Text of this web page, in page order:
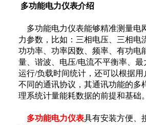
多功能电力仪表介绍
多功能电力仪表能够精准测量电
力参数，比如：三相电压、三相电
功功率、功率因数、频率、有功电
量、谐波、电压/电流不平衡率、最
运行/负载时间统计，还可以根据用
不同的通讯协议，其通讯功能的多
理系统计量能耗数据的前提和基础。
多功能电力仪表具有安装方便、